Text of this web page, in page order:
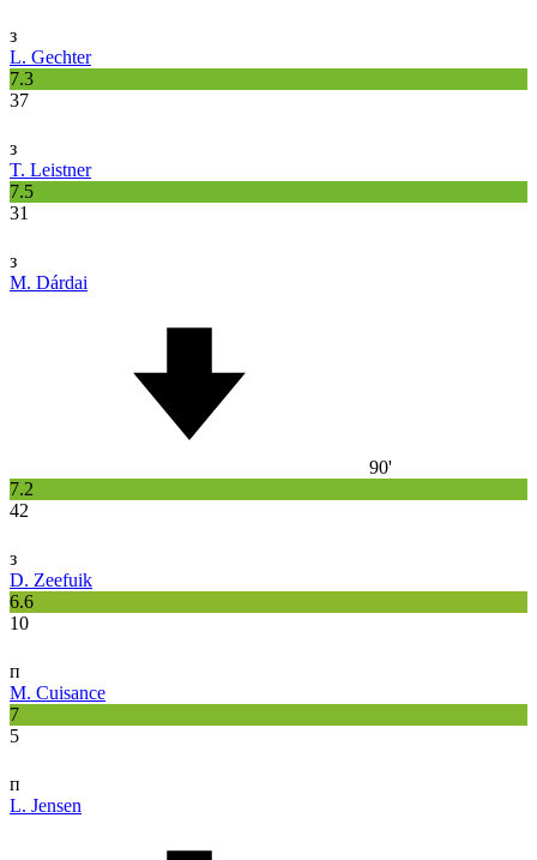
з
L. Gechter
7.3
37
з
T. Leistner
7.5
31
з
M. Dárdai
90'
7.2
42
з
D. Zeefuik
6.6
10
п
M. Cuisance
7
5
п
L. Jensen